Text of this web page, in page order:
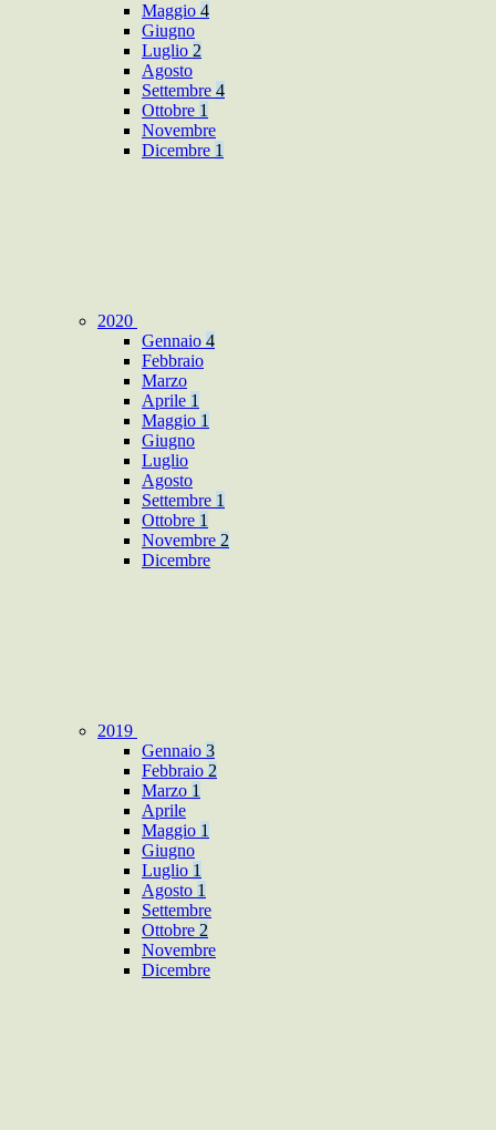
Maggio 4
Giugno
Luglio 2
Agosto
Settembre 4
Ottobre 1
Novembre
Dicembre 1
2020
Gennaio 4
Febbraio
Marzo
Aprile 1
Maggio 1
Giugno
Luglio
Agosto
Settembre 1
Ottobre 1
Novembre 2
Dicembre
2019
Gennaio 3
Febbraio 2
Marzo 1
Aprile
Maggio 1
Giugno
Luglio 1
Agosto 1
Settembre
Ottobre 2
Novembre
Dicembre